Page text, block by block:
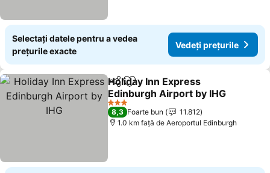
Selectați datele pentru a vedea
prețurile exacte
Vedeți prețurile
DistribuițiAdăugaţi la favorite
Holiday Inn Express
Edinburgh Airport by IHG
3 Stele
8,3 Foarte bun
11.812
1.0 km faţă de Aeroportul Edinburgh